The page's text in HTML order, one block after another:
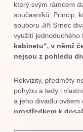
který svým rámcem
současníků. Princip,
souboru Jiří Srnec
využití jednoduchého
kabinetu“, v němž
nejsou z pohledu
Rekvizity, předměty
pohybu a tedy i
a jeho divadlu ovšem
prostředkem k